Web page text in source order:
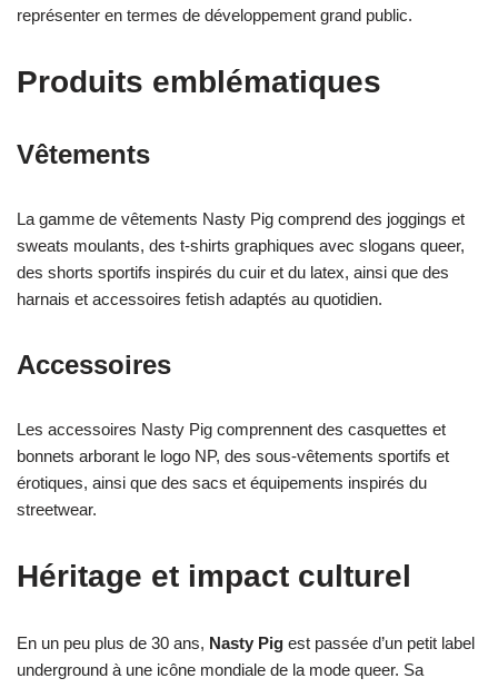
représenter en termes de développement grand public.
Produits emblématiques
Vêtements
La gamme de vêtements Nasty Pig comprend des joggings et
sweats moulants, des t-shirts graphiques avec slogans queer,
des shorts sportifs inspirés du cuir et du latex, ainsi que des
harnais et accessoires fetish adaptés au quotidien.
Accessoires
Les accessoires Nasty Pig comprennent des casquettes et
bonnets arborant le logo NP, des sous-vêtements sportifs et
érotiques, ainsi que des sacs et équipements inspirés du
streetwear.
Héritage et impact culturel
En un peu plus de 30 ans, Nasty Pig est passée d’un petit label
underground à une icône mondiale de la mode queer. Sa